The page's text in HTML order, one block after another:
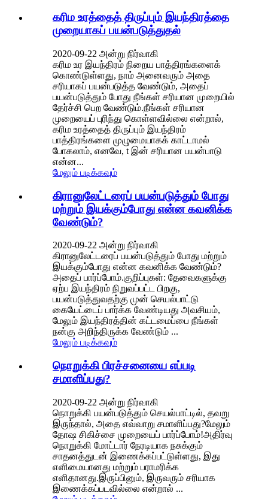
கரிம உரத்தைத் திருப்பும் இயந்திரத்தை
முறையாகப் பயன்படுத்துதல்
2020-09-22 அன்று நிர்வாகி
கரிம உர இயந்திரம் நிறைய பாத்திரங்களைக்
கொண்டுள்ளது, நாம் அனைவரும் அதை
சரியாகப் பயன்படுத்த வேண்டும், அதைப்
பயன்படுத்தும் போது நீங்கள் சரியான முறையில்
தேர்ச்சி பெற வேண்டும்.நீங்கள் சரியான
முறையைப் புரிந்து கொள்ளவில்லை என்றால்,
கரிம உரத்தைத் திருப்பும் இயந்திரம்
பாத்திரங்களை முழுமையாகக் காட்டாமல்
போகலாம், எனவே, t இன் சரியான பயன்பாடு
என்ன...
மேலும் படிக்கவும்
கிரானுலேட்டரைப் பயன்படுத்தும் போது
மற்றும் இயக்கும்போது என்ன கவனிக்க
வேண்டும்?
2020-09-22 அன்று நிர்வாகி
கிரானுலேட்டரைப் பயன்படுத்தும் போது மற்றும்
இயக்கும்போது என்ன கவனிக்க வேண்டும்?
அதைப் பார்ப்போம்.குறிப்புகள்: தேவைகளுக்கு
ஏற்ப இயந்திரம் நிறுவப்பட்ட பிறகு,
பயன்படுத்துவதற்கு முன் செயல்பாட்டு
கையேட்டைப் பார்க்க வேண்டியது அவசியம்,
மேலும் இயந்திரத்தின் கட்டமைப்பை நீங்கள்
நன்கு அறிந்திருக்க வேண்டும் ...
மேலும் படிக்கவும்
நொறுக்கி பிரச்சனையை எப்படி
சமாளிப்பது?
2020-09-22 அன்று நிர்வாகி
நொறுக்கி பயன்படுத்தும் செயல்பாட்டில், தவறு
இருந்தால், அதை எவ்வாறு சமாளிப்பது?மேலும்
தோஷ சிகிச்சை முறையைப் பார்ப்போம்!அதிர்வு
நொறுக்கி மோட்டார் நேரடியாக நசுக்கும்
சாதனத்துடன் இணைக்கப்பட்டுள்ளது, இது
எளிமையானது மற்றும் பராமரிக்க
எளிதானது.இருப்பினும், இருவரும் சரியாக
இணைக்கப்படவில்லை என்றால் ...